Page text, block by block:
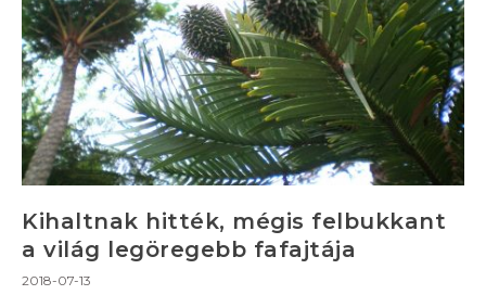
Kihaltnak hitték, mégis felbukkant
a világ legöregebb fafajtája
2018-07-13